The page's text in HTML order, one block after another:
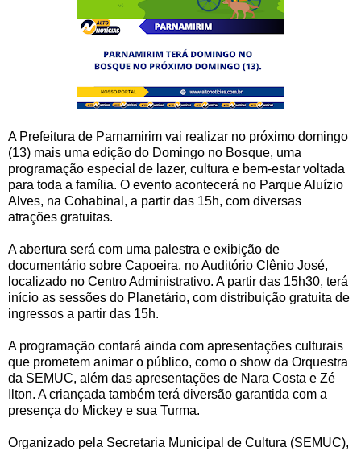
A Prefeitura de Parnamirim vai realizar no próximo domingo
(13) mais uma edição do Domingo no Bosque, uma
programação especial de lazer, cultura e bem-estar voltada
para toda a família. O evento acontecerá no Parque Aluízio
Alves, na Cohabinal, a partir das 15h, com diversas
atrações gratuitas.
A abertura será com uma palestra e exibição de
documentário sobre Capoeira, no Auditório Clênio José,
localizado no Centro Administrativo. A partir das 15h30, terá
início as sessões do Planetário, com distribuição gratuita de
ingressos a partir das 15h.
A programação contará ainda com apresentações culturais
que prometem animar o público, como o show da Orquestra
da SEMUC, além das apresentações de Nara Costa e Zé
Ilton. A criançada também terá diversão garantida com a
presença do Mickey e sua Turma.
Organizado pela Secretaria Municipal de Cultura (SEMUC),